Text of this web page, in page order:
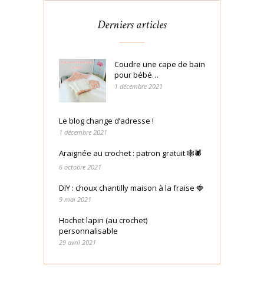
Derniers articles
Coudre une cape de bain
pour bébé…
1 décembre 2021
Le blog change d’adresse !
1 décembre 2021
Araignée au crochet : patron gratuit 🕸🕷
6 octobre 2021
DIY : choux chantilly maison à la fraise 🍓
9 mai 2021
Hochet lapin (au crochet)
personnalisable
29 avril 2021